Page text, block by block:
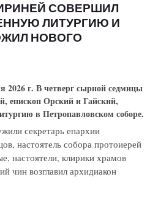
СОВЕРШИЛ
ЛИТУРГИЮ И
НОВОГО
г. В четверг сырной седмицы
епископ Орский и Гайский,
в Петропавловском соборе.
секретарь епархии
настоятель собора протоиерей
настоятели, клирики храмов
чин возглавил архидиакон